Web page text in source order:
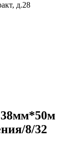
д.28
8/32